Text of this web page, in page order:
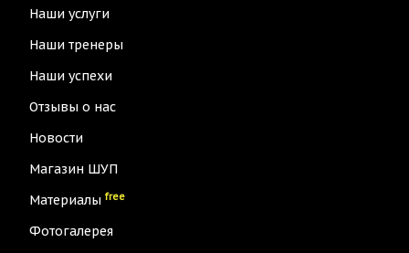
Наши услуги
Наши тренеры
Наши успехи
Отзывы о нас
Новости
Магазин ШУП
Материалы free
Фотогалерея